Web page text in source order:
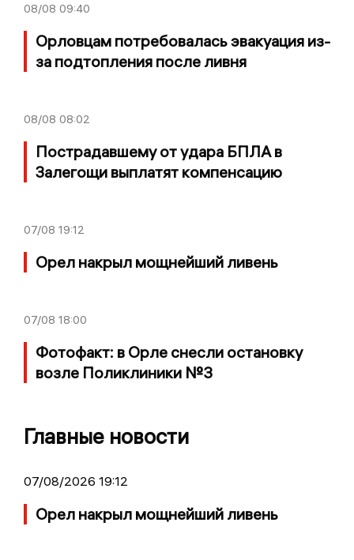
08/08 09:40
Орловцам потребовалась эвакуация из-
за подтопления после ливня
08/08 08:02
Пострадавшему от удара БПЛА в
Залегощи выплатят компенсацию
07/08 19:12
Орел накрыл мощнейший ливень
07/08 18:00
Фотофакт: в Орле снесли остановку
возле Поликлиники №3
Главные новости
07/08/2026 19:12
Орел накрыл мощнейший ливень